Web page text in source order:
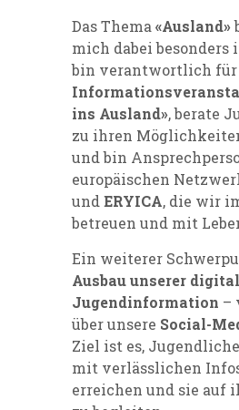
Das Thema «Ausland»
mich dabei besonders
bin verantwortlich für
ins Ausland», berate
zu ihren
und bin
europäischen
und ERYICA, die wir
betreuen und mit
Ein weiterer
Ausbau unserer
Jugendinformation –
über unsere Social-
Ziel ist es,
mit verlässlichen
erreichen und sie auf